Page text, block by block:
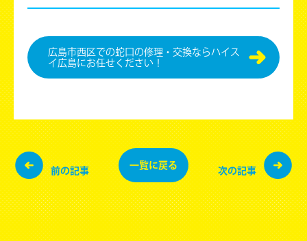
広島市⻄区での蛇口の修理・交換ならハイス
イ広島にお任せください！
前の記事
一覧に戻る
次の記事